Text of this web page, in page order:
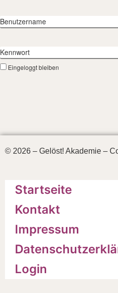
Benutzername
Kennwort
Eingeloggt bleiben
© 2026 – Gelöst! Akademie –
Startseite
Kontakt
Impressum
Login